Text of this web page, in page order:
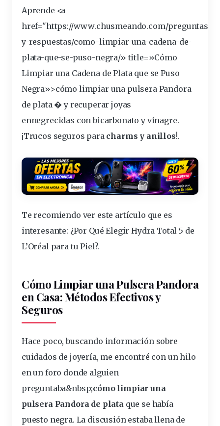
Aprende <a
href="https://www.chusmeando.com/preguntas-
y-respuestas/como-limpiar-una-cadena-de-
plata-que-se-puso-negra/» title=»Cómo
Limpiar una Cadena de Plata que se Puso
Negra»>cómo limpiar una pulseraPandora
de plata � y recuperarjoyas
ennegrecidas conbicarbonato y vinagre.
¡Trucos seguros para charms y anillos!.
Te recomiendo ver este artículo que es
interesante: ¿Por Qué Elegir Hydra Total 5 de
L’Oréal para tu Piel?.
Cómo Limpiar una Pulsera Pandora
en Casa: Métodos Efectivos y
Seguros
Hace poco, buscando información sobre
cuidados de joyería, me encontré con un hilo
en un foro donde alguien
preguntaba&nbsp;cómo limpiar una
pulsera Pandora de plata que se había
puesto negra. La discusión estaba llena de